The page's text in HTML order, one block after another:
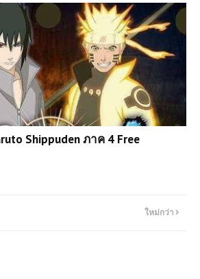
Shippuden ภาค 4 Free
ใหม่กว่า